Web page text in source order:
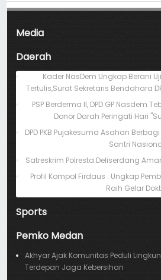
Media
Daerah
Kader NasDem Ungkap Berani
Tertulis,Surat Sekretaris Bendahara
PSP Berderma II, DPD GP Nasdem
Donor Darah Peringati Hari
DPD PKB Pujakesuma Asahan
Santri
Satreskrim Polresta Deliserdang
Profil Kompol Firdaus : Ungkap
Raih Gelar
Sports
Pemko Medan
Akhyar Ajak Komunitas Peduli
Terdepan Jaga Kebersihan